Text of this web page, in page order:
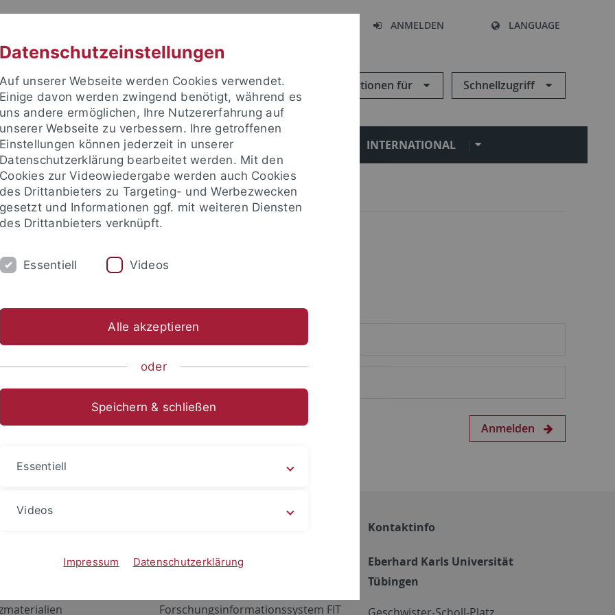
ANMELDEN LANGUAGE
Informationen für Schnellzugriff
FORSCHUNG EINRICHTUNGEN INTERNATIONAL
um sich anzumelden:
Anmelden
Netzwerk
ALMA
Forschungsinformationssystem FIT
Kontaktinfo
Eberhard Karls Universität
Tübingen
Datenschutzeinstellungen
Auf unserer Webseite werden Cookies verwendet.
Einige davon werden zwingend benötigt, während es
uns andere ermöglichen, Ihre Nutzererfahrung auf
unserer Webseite zu verbessern. Ihre getroffenen
Einstellungen können jederzeit in unserer
Datenschutzerklärung bearbeitet werden. Mit den
Cookies zur Videowiedergabe werden auch Cookies
des Drittanbieters zu Targeting- und Werbezwecken
gesetzt und Informationen ggf. mit weiteren Diensten
des Drittanbieters verknüpft.
Essentiell Videos
Alle akzeptieren
oder
Speichern & schließen
Essentiell
Videos
Impressum Datenschutzerklärung